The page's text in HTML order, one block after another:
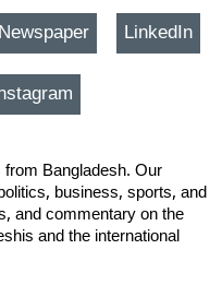
LinkedIn
Bangladesh. Our
business, sports, and
and commentary on the
and the international